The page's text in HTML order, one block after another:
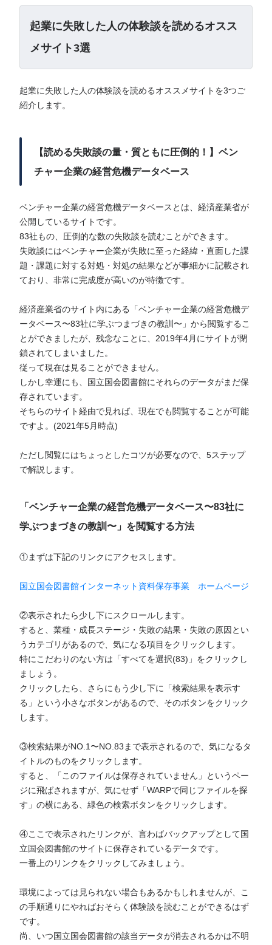
起業に失敗した人の体験談を読めるオスス
メサイト3選
起業に失敗した人の体験談を読めるオススメサイトを3つご
紹介します。
【読める失敗談の量・質ともに圧倒的！】ベン
チャー企業の経営危機データベース
ベンチャー企業の経営危機データベースとは、経済産業省が
公開しているサイトです。
83社もの、圧倒的な数の失敗談を読むことができます。
失敗談にはベンチャー企業が失敗に至った経緯・直面した課
題・課題に対する対処・対処の結果などが事細かに記載され
ており、非常に完成度が高いのが特徴です。
経済産業省のサイト内にある「ベンチャー企業の経営危機デ
ータベース〜83社に学ぶつまづきの教訓〜」から閲覧するこ
とができましたが、残念なことに、2019年4月にサイトが閉
鎖されてしまいました。
従って現在は見ることができません。
しかし幸運にも、国立国会図書館にそれらのデータがまだ保
存されています。
そちらのサイト経由で見れば、現在でも閲覧することが可能
ですよ。(2021年5月時点)
ただし閲覧にはちょっとしたコツが必要なので、5ステップ
で解説します。
「ベンチャー企業の経営危機データベース〜83社に
学ぶつまづきの教訓〜」を閲覧する方法
①まずは下記のリンクにアクセスします。
国立国会図書館インターネット資料保存事業 ホームページ
②表示されたら少し下にスクロールします。
すると、業種・成長ステージ・失敗の結果・失敗の原因とい
うカテゴリがあるので、気になる項目をクリックします。
特にこだわりのない方は「すべてを選択(83)」をクリックし
ましょう。
クリックしたら、さらにもう少し下に「検索結果を表示す
る」という小さなボタンがあるので、そのボタンをクリック
します。
③検索結果がNO.1〜NO.83まで表示されるので、気になるタ
イトルのものをクリックします。
すると、「このファイルは保存されていません」というペー
ジに飛ばされますが、気にせず「WARPで同じファイルを探
す」の横にある、緑色の検索ボタンをクリックします。
④ここで表示されたリンクが、言わばバックアップとして国
立国会図書館のサイトに保存されているデータです。
一番上のリンクをクリックしてみましょう。
環境によっては見られない場合もあるかもしれませんが、こ
の手順通りにやればおそらく体験談を読むことができるはず
です。
尚、いつ国立国会図書館の該当データが消去されるかは不明